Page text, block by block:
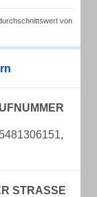
von
STRASSE